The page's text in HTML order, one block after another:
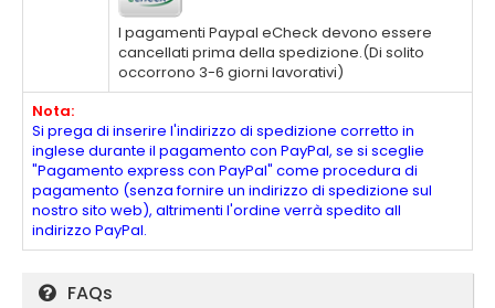
I pagamenti Paypal eCheck devono essere
cancellati prima della spedizione.(Di solito
occorrono 3-6 giorni lavorativi)
Nota:
Si prega di inserire l'indirizzo di spedizione corretto in
inglese durante il pagamento con PayPal, se si sceglie
"Pagamento express con PayPal" come procedura di
pagamento (senza fornire un indirizzo di spedizione sul
nostro sito web), altrimenti l'ordine verrà spedito all
indirizzo PayPal.
FAQs